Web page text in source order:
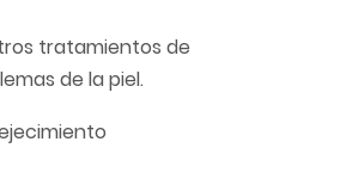
tratamientos de
de la piel.